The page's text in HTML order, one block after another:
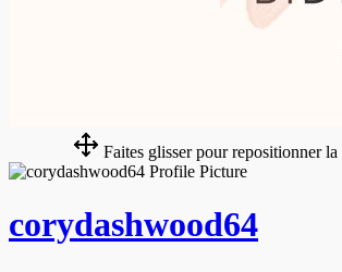
Faites glisser pour repositionner
corydashwood64